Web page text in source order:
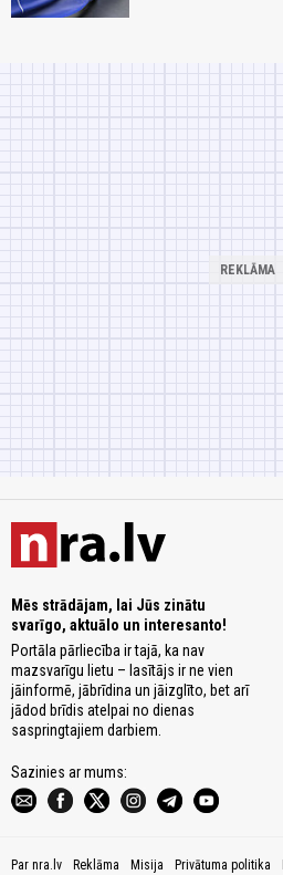
Mēs strādājam, lai Jūs zinātu
svarīgo, aktuālo un interesanto!
Portāla pārliecība ir tajā, ka nav
mazsvarīgu lietu – lasītājs ir ne vien
jāinformē, jābrīdina un jāizglīto, bet arī
jādod brīdis atelpai no dienas
saspringtajiem darbiem.
Sazinies ar mums:
Par nra.lv Reklāma Misija Privātuma politika